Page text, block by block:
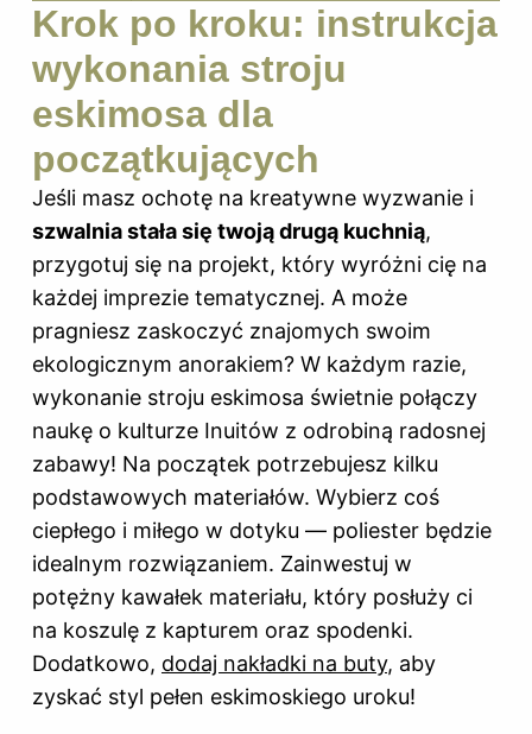
Krok po kroku: instrukcja
wykonania stroju
eskimosa dla
początkujących
Jeśli masz ochotę na kreatywne wyzwanie i
szwalnia stała się twoją drugą kuchnią,
przygotuj się na projekt, który wyróżni cię na
każdej imprezie tematycznej. A może
pragniesz zaskoczyć znajomych swoim
ekologicznym anorakiem? W każdym razie,
wykonanie stroju eskimosa świetnie połączy
naukę o kulturze Inuitów z odrobiną radosnej
zabawy! Na początek potrzebujesz kilku
podstawowych materiałów. Wybierz coś
ciepłego i miłego w dotyku — poliester będzie
idealnym rozwiązaniem. Zainwestuj w
potężny kawałek materiału, który posłuży ci
na koszulę z kapturem oraz spodenki.
Dodatkowo, dodaj nakładki na buty, aby
zyskać styl pełen eskimoskiego uroku!